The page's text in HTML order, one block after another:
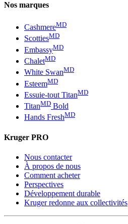
Nos marques
CashmereMD
ScottiesMD
EmbassyMD
ChaletMD
White SwanMD
EsteemMD
Essuie-tout TitanMD
TitanMD Bold
Hands FreshMD
Kruger PRO
Nous contacter
À propos de nous
Comment acheter
Perspectives
Développement durable
Kruger redonne aux collectivités